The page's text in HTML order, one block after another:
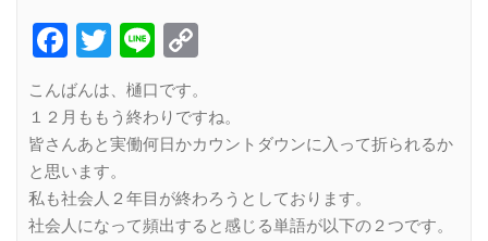
Facebook
Twitter
Line
こんばんは、樋口です。
１２月ももう終わりですね。
皆さんあと実働何日かカウントダウンに入って折られるか
と思います。
私も社会人２年目が終わろうとしております。
社会人になって頻出すると感じる単語が以下の２つです。